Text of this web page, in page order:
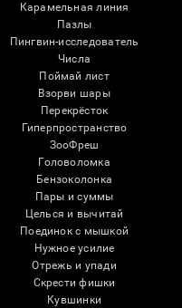
Карамельная линия
Пазлы
Пингвин-исследователь
Числа
Поймай лист
Взорви шары
Перекрёсток
Гиперпространство
ЗооФреш
Головоломка
Бензоколонка
Пары и суммы
Целься и вычитай
Поединок с мышкой
Нужное усилие
Отрежь и упади
Скрести фишки
Кувшинки